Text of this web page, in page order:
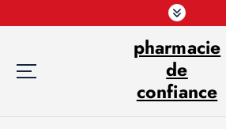
k
pharmacie
de
confiance